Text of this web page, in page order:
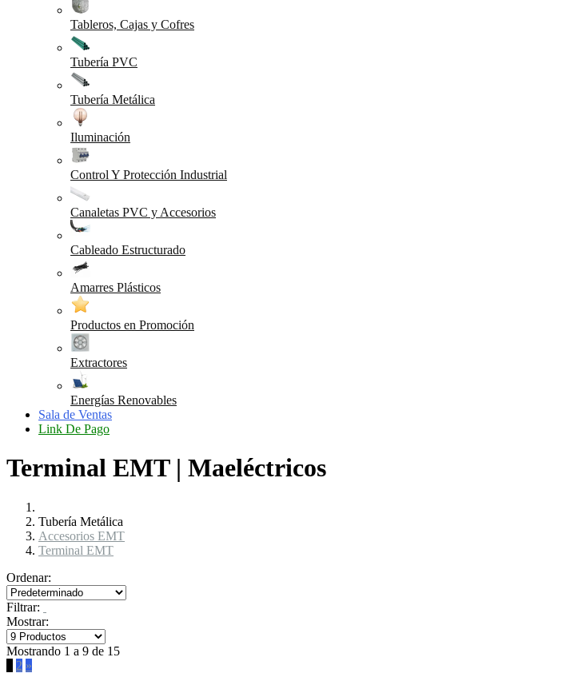
Tableros, Cajas y Cofres
Tubería PVC
Tubería Metálica
Iluminación
Control Y Protección Industrial
Canaletas PVC y Accesorios
Cableado Estructurado
Amarres Plásticos
Productos en Promoción
Extractores
Energías Renovables
Sala de Ventas
Link De Pago
Terminal EMT | Maeléctricos
Tubería Metálica
Accesorios EMT
Terminal EMT
Ordenar:
Filtrar:
Mostrar:
Mostrando 1 a 9 de 15
2 »